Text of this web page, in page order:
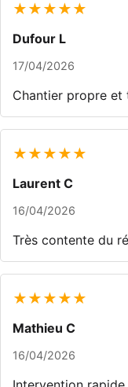
★★★★★
Dufour L
17/04/2026
Chantier propre
★★★★★
Laurent C
16/04/2026
Très contente du
★★★★★
Mathieu C
16/04/2026